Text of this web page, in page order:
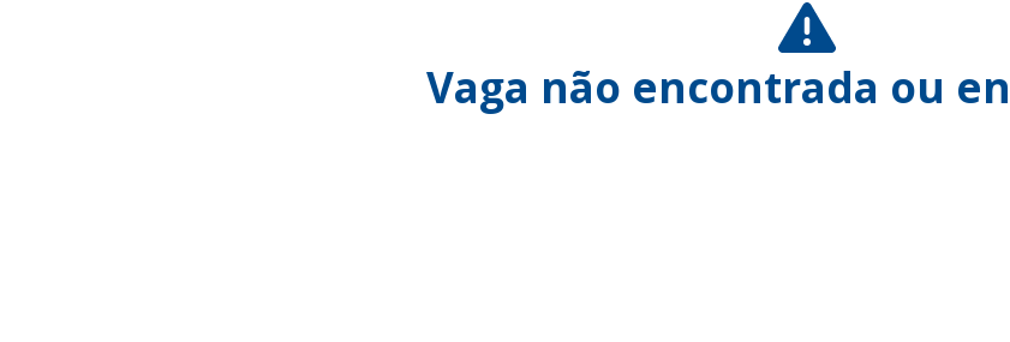
Vaga não encontrada ou